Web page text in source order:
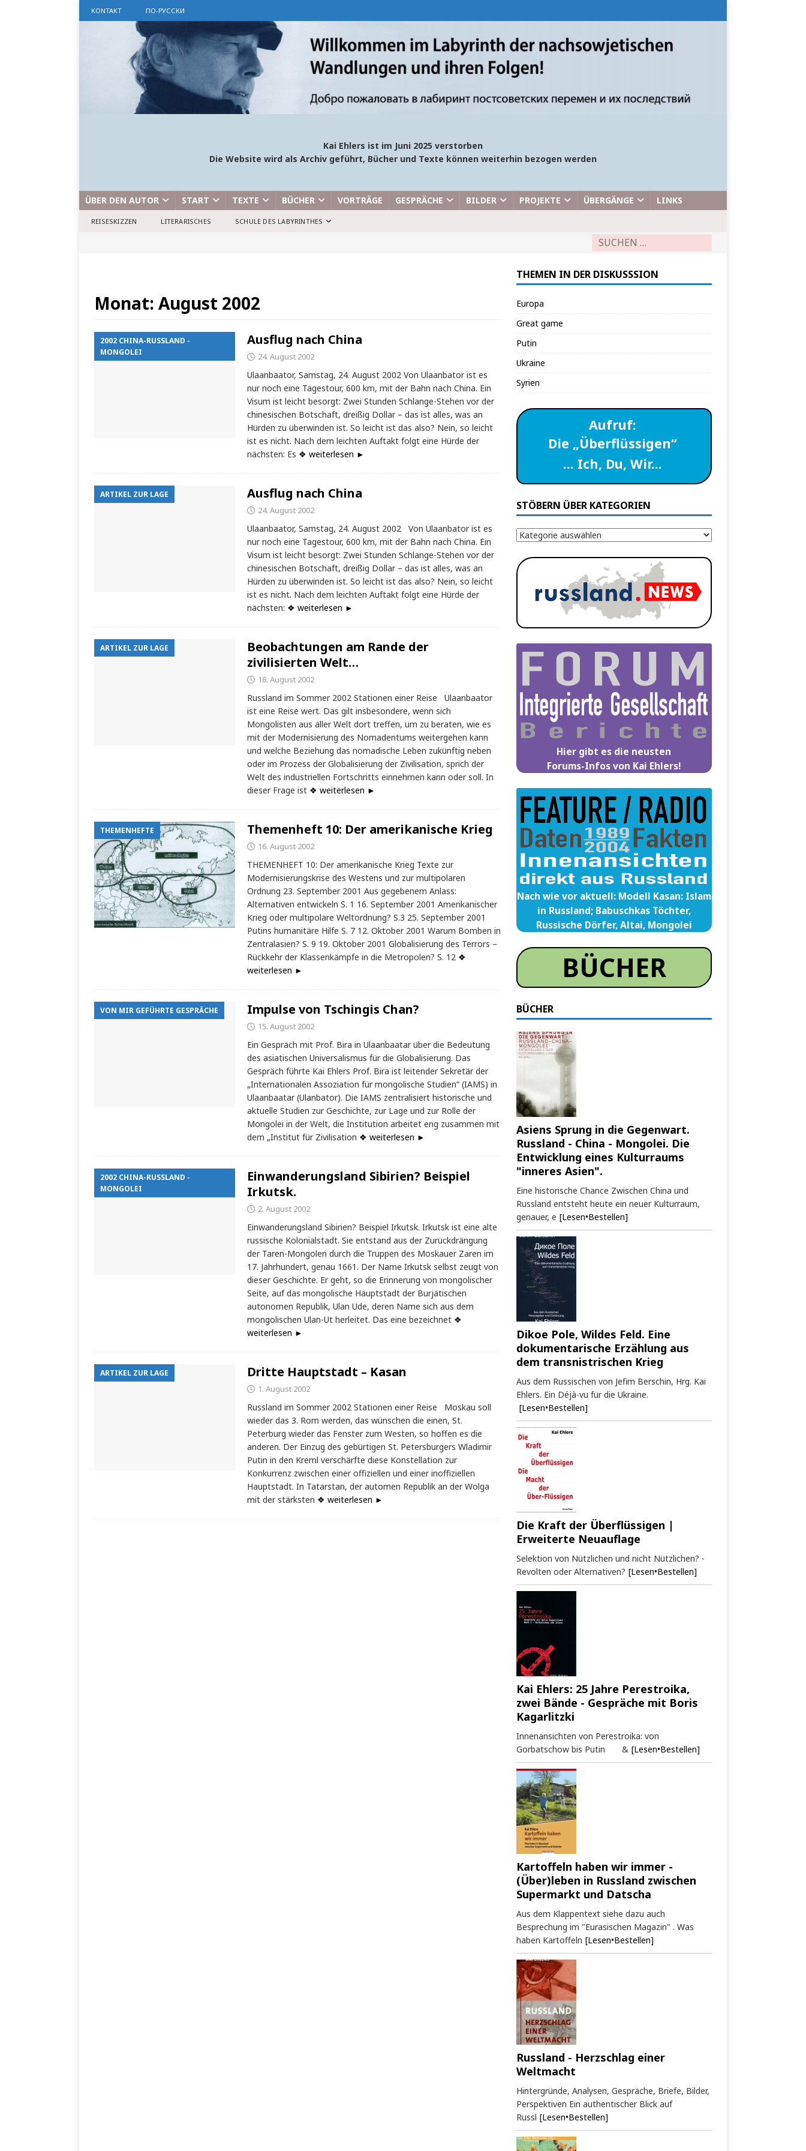
KONTAKT ПО-РУССКИ
Kai Ehlers ist im Juni 2025 verstorben
Die Website wird als Archiv geführt, Bücher und Texte können weiterhin bezogen werden
ÜBER DEN AUTOR START TEXTE BÜCHER VORTRÄGE GESPRÄCHE BILDER PROJEKTE ÜBERGÄNGE LINKS
REISESKIZZEN LITERARISCHES SCHULE DES LABYRINTHES
Monat: August 2002
2002 CHINA-RUSSLAND -
MONGOLEI
Ausflug nach China
24. August 2002
Ulaanbaator, Samstag, 24. August 2002 Von Ulaanbator ist es
nur noch eine Tagestour, 600 km, mit der Bahn nach China. Ein
Visum ist leicht besorgt: Zwei Stunden Schlange-Stehen vor der
chinesischen Botschaft, dreißig Dollar – das ist alles, was an
Hürden zu überwinden ist. So leicht ist das also? Nein, so leicht
ist es nicht. Nach dem leichten Auftakt folgt eine Hürde der
nächsten: Es ❖ weiterlesen ►
ARTIKEL ZUR LAGE Ausflug nach China
24. August 2002
Ulaanbaator, Samstag, 24. August 2002 Von Ulaanbator ist es
nur noch eine Tagestour, 600 km, mit der Bahn nach China. Ein
Visum ist leicht besorgt: Zwei Stunden Schlange-Stehen vor der
chinesischen Botschaft, dreißig Dollar – das ist alles, was an
Hürden zu überwinden ist. So leicht ist das also? Nein, so leicht
ist es nicht. Nach dem leichten Auftakt folgt eine Hürde der
nächsten: ❖ weiterlesen ►
ARTIKEL ZUR LAGE
Beobachtungen am Rande der
zivilisierten Welt…
18. August 2002
Russland im Sommer 2002 Stationen einer Reise Ulaanbaator
ist eine Reise wert. Das gilt insbesondere, wenn sich
Mongolisten aus aller Welt dort treffen, um zu beraten, wie es
mit der Modernisierung des Nomadentums weitergehen kann
und welche Beziehung das nomadische Leben zukünftig neben
oder im Prozess der Globalisierung der Zivilisation, sprich der
Welt des industriellen Fortschritts einnehmen kann oder soll. In
dieser Frage ist ❖ weiterlesen ►
THEMENHEFTE Themenheft 10: Der amerikanische Krieg
16. August 2002
THEMENHEFT 10: Der amerikanische Krieg Texte zur
Modernisierungskrise des Westens und zur multipolaren
Ordnung 23. September 2001 Aus gegebenem Anlass:
Alternativen entwickeln S. 1 16. September 2001 Amerikanischer
Krieg oder multipolare Weltordnung? S.3 25. September 2001
Putins humanitäre Hilfe S. 7 12. Oktober 2001 Warum Bomben in
Zentralasien? S. 9 19. Oktober 2001 Globalisierung des Terrors –
Rückkehr der Klassenkämpfe in die Metropolen? S. 12 ❖
weiterlesen ►
VON MIR GEFÜHRTE GESPRÄCHE Impulse von Tschingis Chan?
15. August 2002
Ein Gespräch mit Prof. Bira in Ulaanbaatar über die Bedeutung
des asiatischen Universalismus für die Globalisierung. Das
Gespräch führte Kai Ehlers Prof. Bira ist leitender Sekretär der
„Internationalen Assoziation für mongolische Studien“ (IAMS) in
Ulaanbaatar (Ulanbator). Die IAMS zentralisiert historische und
aktuelle Studien zur Geschichte, zur Lage und zur Rolle der
Mongolei in der Welt, die Institution arbeitet eng zusammen mit
dem „Institut für Zivilisation ❖ weiterlesen ►
2002 CHINA-RUSSLAND -
MONGOLEI
Einwanderungsland Sibirien? Beispiel
Irkutsk.
2. August 2002
Einwanderungsland Sibirien? Beispiel Irkutsk. Irkutsk ist eine alte
russische Kolonialstadt. Sie entstand aus der Zurückdrängung
der Taren-Mongolen durch die Truppen des Moskauer Zaren im
17. Jahrhundert, genau 1661. Der Name Irkutsk selbst zeugt von
dieser Geschichte. Er geht, so die Erinnerung von mongolischer
Seite, auf das mongolische Hauptstadt der Burjätischen
autonomen Republik, Ulan Ude, deren Name sich aus dem
mongolischen Ulan-Ut herleitet. Das eine bezeichnet ❖
weiterlesen ►
ARTIKEL ZUR LAGE Dritte Hauptstadt – Kasan
1. August 2002
Russland im Sommer 2002 Stationen einer Reise Moskau soll
wieder das 3. Rom werden, das wünschen die einen, St.
Peterburg wieder das Fenster zum Westen, so hoffen es die
anderen. Der Einzug des gebürtigen St. Petersburgers Wladimir
Putin in den Kreml verschärfte diese Konstellation zur
Konkurrenz zwischen einer offiziellen und einer inoffiziellen
Hauptstadt. In Tatarstan, der automen Republik an der Wolga
mit der stärksten ❖ weiterlesen ►
THEMEN IN DER DISKUSSSION
Europa
Great game
Putin
Ukraine
Syrien
Aufruf:
Die „Überflüssigen“
… Ich, Du, Wir…
STÖBERN ÜBER KATEGORIEN
Hier gibt es die neusten
Forums-Infos von Kai Ehlers!
Nach wie vor aktuell: Modell Kasan: Islam
in Russland; Babuschkas Töchter,
Russische Dörfer, Altai, Mongolei
BÜCHER
BÜCHER
Asiens Sprung in die Gegenwart.
Russland - China - Mongolei. Die
Entwicklung eines Kulturraums
"inneres Asien".
Eine historische Chance Zwischen China und
Russland entsteht heute ein neuer Kulturraum,
genauer, e [Lesen•Bestellen]
Dikoe Pole, Wildes Feld. Eine
dokumentarische Erzählung aus
dem transnistrischen Krieg
Aus dem Russischen von Jefim Berschin, Hrg. Kai
Ehlers. Ein Déjà-vu für die Ukraine.
[Lesen•Bestellen]
Die Kraft der Überflüssigen |
Erweiterte Neuauflage
Selektion von Nützlichen und nicht Nützlichen? -
Revolten oder Alternativen? [Lesen•Bestellen]
Kai Ehlers: 25 Jahre Perestroika,
zwei Bände - Gespräche mit Boris
Kagarlitzki
Innenansichten von Perestroika: von
Gorbatschow bis Putin & [Lesen•Bestellen]
Kartoffeln haben wir immer -
(Über)leben in Russland zwischen
Supermarkt und Datscha
Aus dem Klappentext siehe dazu auch
Besprechung im "Eurasischen Magazin" . Was
haben Kartoffeln [Lesen•Bestellen]
Russland - Herzschlag einer
Weltmacht
Hintergründe, Analysen, Gespräche, Briefe, Bilder,
Perspektiven Ein authentischer Blick auf
Russl [Lesen•Bestellen]